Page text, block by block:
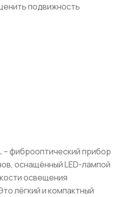
подвижность
– фиброоптический прибор
оснащённый LED-лампой
освещения
лёгкий и компактный